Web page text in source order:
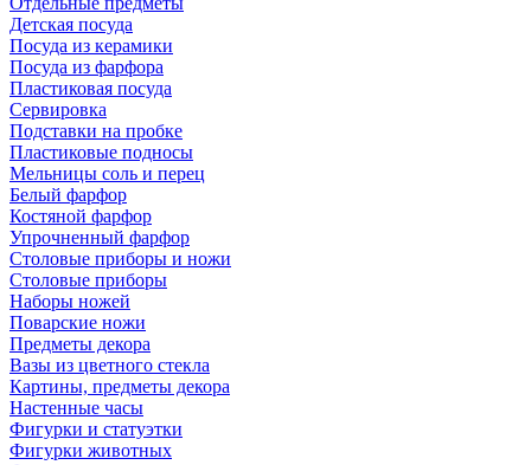
Детская посуда
Посуда из керамики
Посуда из фарфора
Пластиковая посуда
Сервировка
Подставки на пробке
Пластиковые подносы
Мельницы соль и перец
Белый фарфор
Костяной фарфор
Упрочненный фарфор
Столовые приборы и ножи
Столовые приборы
Наборы ножей
Поварские ножи
Предметы декора
Вазы из цветного стекла
Картины, предметы декора
Настенные часы
Фигурки и статуэтки
Фигурки животных